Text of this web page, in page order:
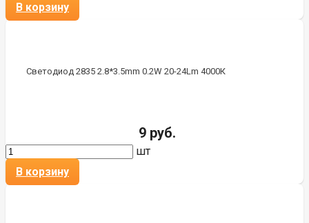
В корзину
Светодиод 2835 2.8*3.5mm 0.2W 20-24Lm 4000К
9 руб.
шт
В корзину